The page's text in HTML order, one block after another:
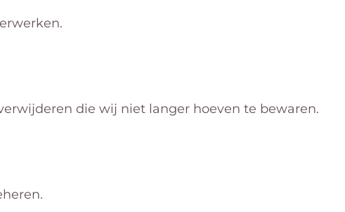
die wij niet langer hoeven te bewaren.